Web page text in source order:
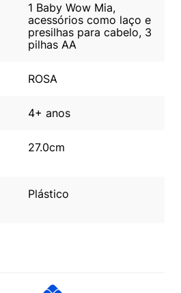
1 Baby Wow Mia,
acessórios como laço e
presilhas para cabelo, 3
pilhas AA
ROSA
4+ anos
27.0cm
Plástico